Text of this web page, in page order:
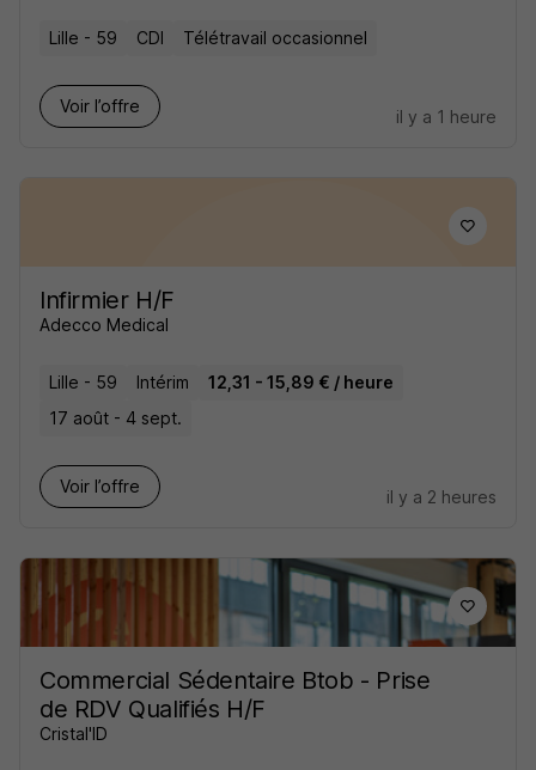
Lille - 59 CDI Télétravail occasionnel
Voir l’offre
il y a 1 heure
Infirmier H/F
Adecco Medical
Lille - 59 Intérim
12,31 - 15,89 € / heure
17 août - 4 sept.
Voir l’offre
il y a 2 heures
Commercial Sédentaire Btob - Prise
de RDV Qualifiés H/F
Cristal'ID